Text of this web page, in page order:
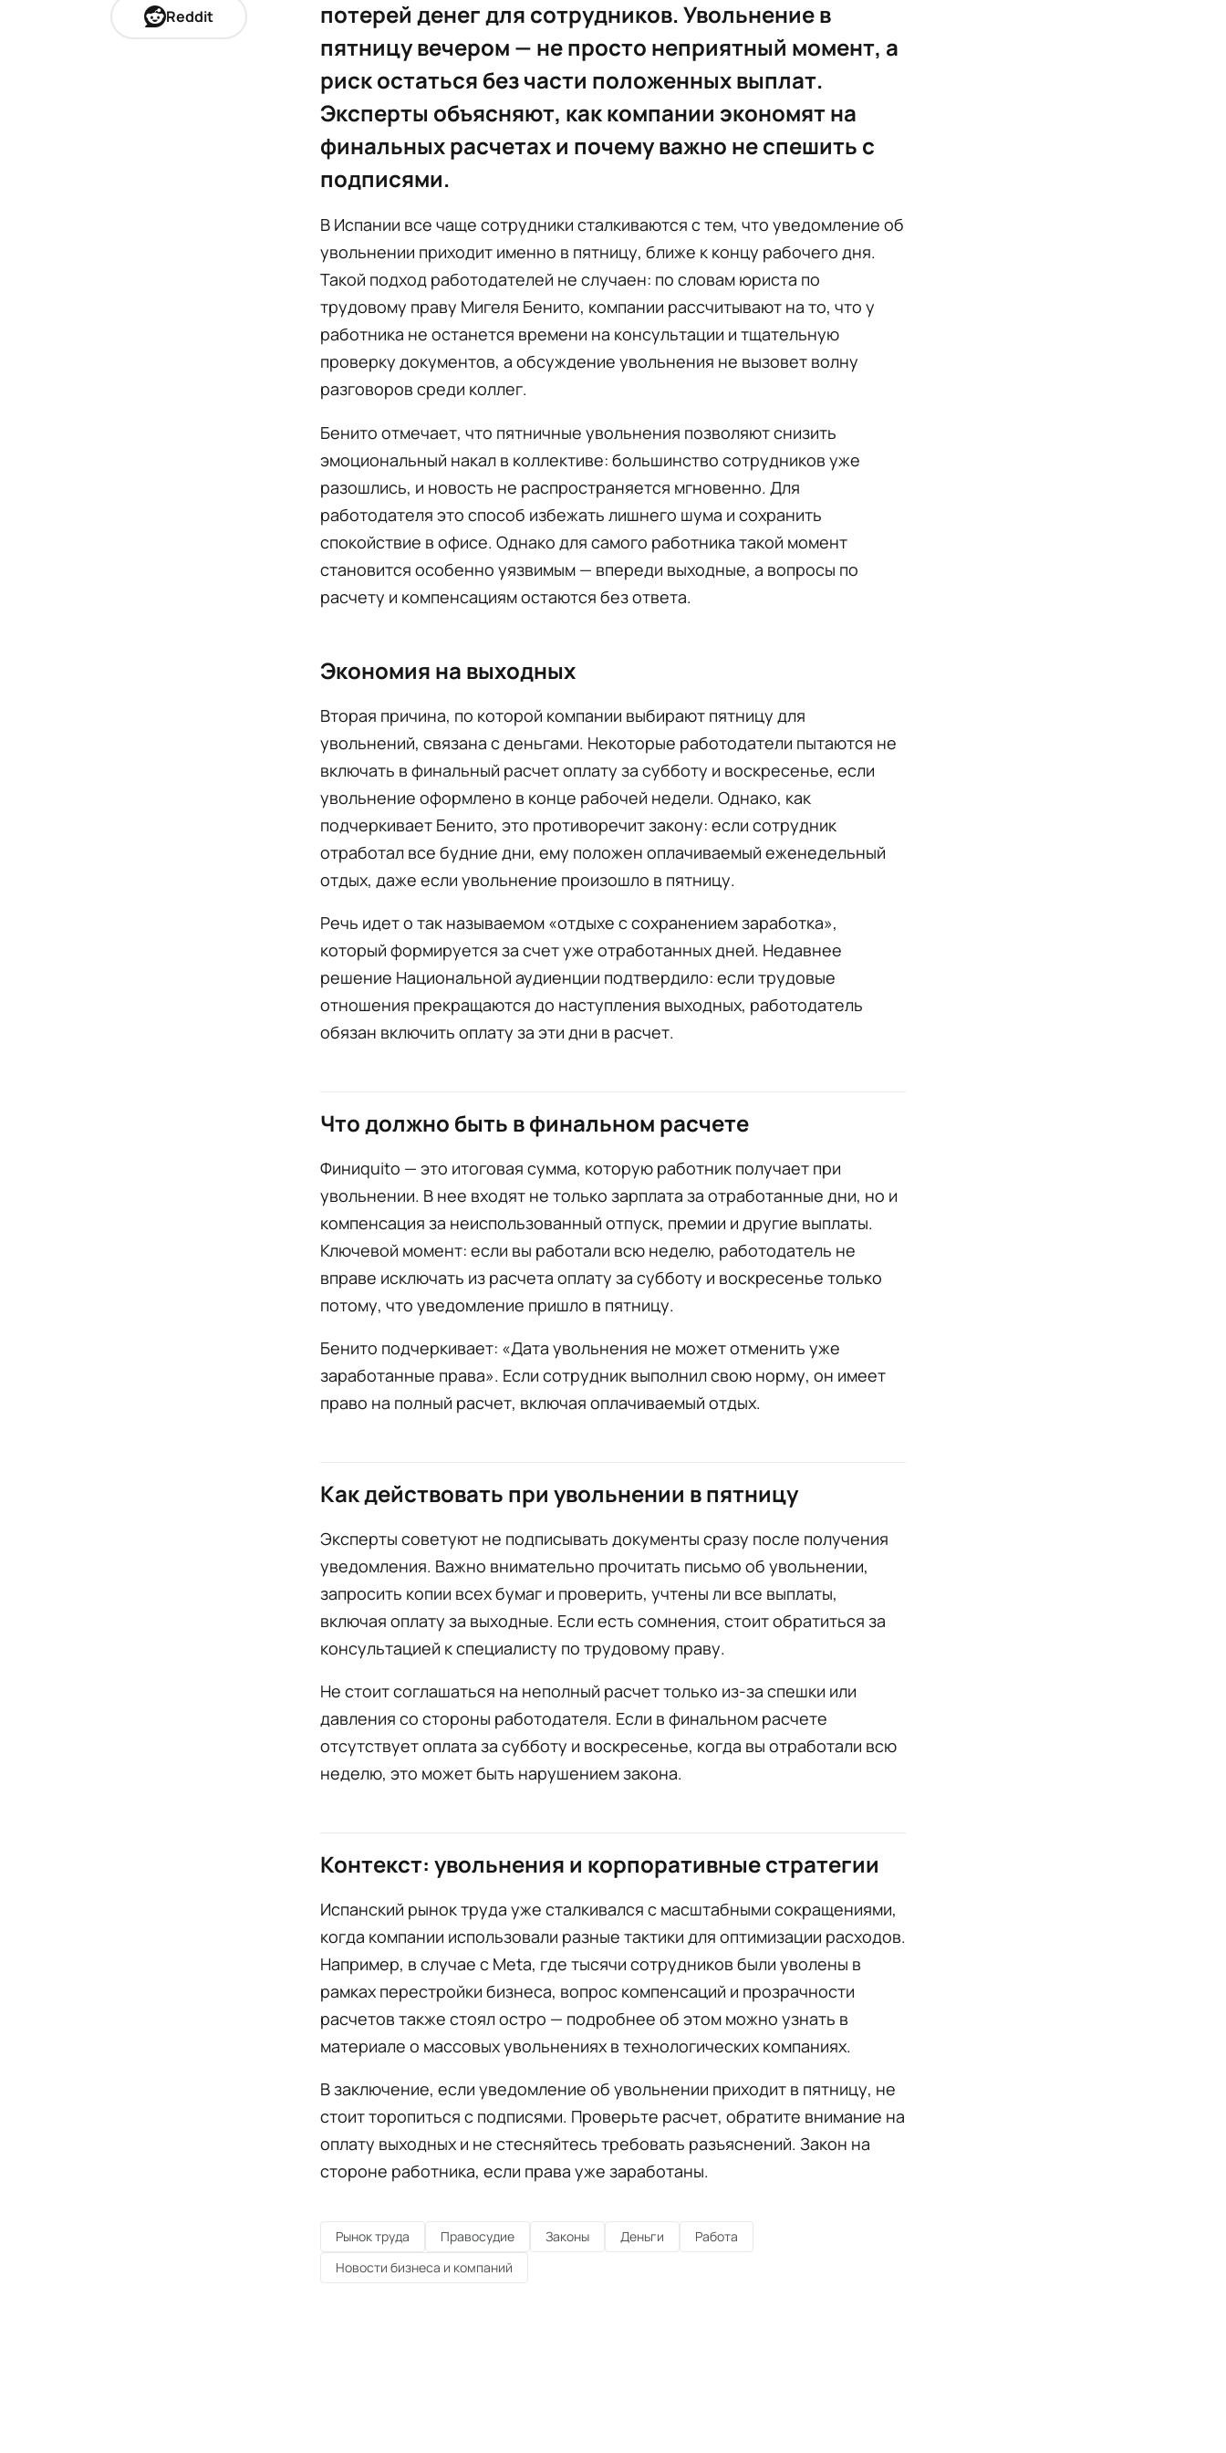
Reddit
потерей денег для сотрудников. Увольнение в
пятницу вечером — не просто неприятный момент, а
риск остаться без части положенных выплат.
Эксперты объясняют, как компании экономят на
финальных расчетах и почему важно не спешить с
подписями.
В Испании все чаще сотрудники сталкиваются с тем, что уведомление об
увольнении приходит именно в пятницу, ближе к концу рабочего дня.
Такой подход работодателей не случаен: по словам юриста по
трудовому праву Мигеля Бенито, компании рассчитывают на то, что у
работника не останется времени на консультации и тщательную
проверку документов, а обсуждение увольнения не вызовет волну
разговоров среди коллег.
Бенито отмечает, что пятничные увольнения позволяют снизить
эмоциональный накал в коллективе: большинство сотрудников уже
разошлись, и новость не распространяется мгновенно. Для
работодателя это способ избежать лишнего шума и сохранить
спокойствие в офисе. Однако для самого работника такой момент
становится особенно уязвимым — впереди выходные, а вопросы по
расчету и компенсациям остаются без ответа.
Экономия на выходных
Вторая причина, по которой компании выбирают пятницу для
увольнений, связана с деньгами. Некоторые работодатели пытаются не
включать в финальный расчет оплату за субботу и воскресенье, если
увольнение оформлено в конце рабочей недели. Однако, как
подчеркивает Бенито, это противоречит закону: если сотрудник
отработал все будние дни, ему положен оплачиваемый еженедельный
отдых, даже если увольнение произошло в пятницу.
Речь идет о так называемом «отдыхе с сохранением заработка»,
который формируется за счет уже отработанных дней. Недавнее
решение Национальной аудиенции подтвердило: если трудовые
отношения прекращаются до наступления выходных, работодатель
обязан включить оплату за эти дни в расчет.
Что должно быть в финальном расчете
Финиquito — это итоговая сумма, которую работник получает при
увольнении. В нее входят не только зарплата за отработанные дни, но и
компенсация за неиспользованный отпуск, премии и другие выплаты.
Ключевой момент: если вы работали всю неделю, работодатель не
вправе исключать из расчета оплату за субботу и воскресенье только
потому, что уведомление пришло в пятницу.
Бенито подчеркивает: «Дата увольнения не может отменить уже
заработанные права». Если сотрудник выполнил свою норму, он имеет
право на полный расчет, включая оплачиваемый отдых.
Как действовать при увольнении в пятницу
Эксперты советуют не подписывать документы сразу после получения
уведомления. Важно внимательно прочитать письмо об увольнении,
запросить копии всех бумаг и проверить, учтены ли все выплаты,
включая оплату за выходные. Если есть сомнения, стоит обратиться за
консультацией к специалисту по трудовому праву.
Не стоит соглашаться на неполный расчет только из-за спешки или
давления со стороны работодателя. Если в финальном расчете
отсутствует оплата за субботу и воскресенье, когда вы отработали всю
неделю, это может быть нарушением закона.
Контекст: увольнения и корпоративные стратегии
Испанский рынок труда уже сталкивался с масштабными сокращениями,
когда компании использовали разные тактики для оптимизации расходов.
Например, в случае с Meta, где тысячи сотрудников были уволены в
рамках перестройки бизнеса, вопрос компенсаций и прозрачности
расчетов также стоял остро — подробнее об этом можно узнать в
материале о массовых увольнениях в технологических компаниях.
В заключение, если уведомление об увольнении приходит в пятницу, не
стоит торопиться с подписями. Проверьте расчет, обратите внимание на
оплату выходных и не стесняйтесь требовать разъяснений. Закон на
стороне работника, если права уже заработаны.
Рынок труда Правосудие Законы Деньги
Работа
Новости бизнеса и компаний